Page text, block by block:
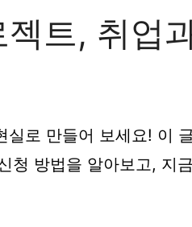
트, 취업
로 만들어 보세요! 이
청 방법을 알아보고, 지